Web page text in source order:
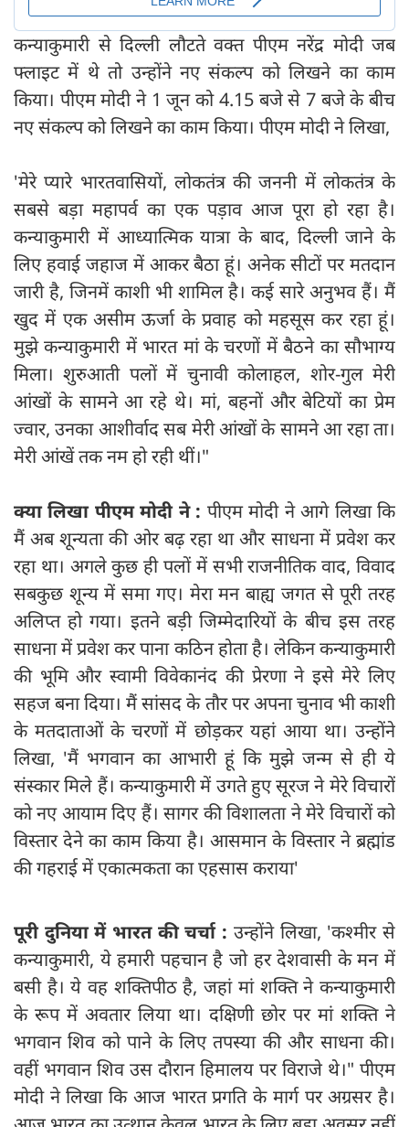
कन्याकुमारी से दिल्ली लौटते वक्त पीएम नरेंद्र मोदी जब
फ्लाइट में थे तो उन्होंने नए संकल्प को लिखने का काम
किया। पीएम मोदी ने 1 जून को 4.15 बजे से 7 बजे के बीच
नए संकल्प को लिखने का काम किया। पीएम मोदी ने लिखा,
'मेरे प्यारे भारतवासियों, लोकतंत्र की जननी में लोकतंत्र के
सबसे बड़ा महापर्व का एक पड़ाव आज पूरा हो रहा है।
कन्याकुमारी में आध्यात्मिक यात्रा के बाद, दिल्ली जाने के
लिए हवाई जहाज में आकर बैठा हूं। अनेक सीटों पर मतदान
जारी है, जिनमें काशी भी शामिल है। कई सारे अनुभव हैं। मैं
खुद में एक असीम ऊर्जा के प्रवाह को महसूस कर रहा हूं।
मुझे कन्याकुमारी में भारत मां के चरणों में बैठने का सौभाग्य
मिला। शुरुआती पलों में चुनावी कोलाहल, शोर-गुल मेरी
आंखों के सामने आ रहे थे। मां, बहनों और बेटियों का प्रेम
ज्वार, उनका आशीर्वाद सब मेरी आंखों के सामने आ रहा ता।
मेरी आंखें तक नम हो रही थीं।"
क्या लिखा पीएम मोदी ने : पीएम मोदी ने आगे लिखा कि
मैं अब शून्यता की ओर बढ़ रहा था और साधना में प्रवेश कर
रहा था। अगले कुछ ही पलों में सभी राजनीतिक वाद, विवाद
सबकुछ शून्य में समा गए। मेरा मन बाह्य जगत से पूरी तरह
अलिप्त हो गया। इतने बड़ी जिम्मेदारियों के बीच इस तरह
साधना में प्रवेश कर पाना कठिन होता है। लेकिन कन्याकुमारी
की भूमि और स्वामी विवेकानंद की प्रेरणा ने इसे मेरे लिए
सहज बना दिया। मैं सांसद के तौर पर अपना चुनाव भी काशी
के मतदाताओं के चरणों में छोड़कर यहां आया था। उन्होंने
लिखा, 'मैं भगवान का आभारी हूं कि मुझे जन्म से ही ये
संस्कार मिले हैं। कन्याकुमारी में उगते हुए सूरज ने मेरे विचारों
को नए आयाम दिए हैं। सागर की विशालता ने मेरे विचारों को
विस्तार देने का काम किया है। आसमान के विस्तार ने ब्रह्मांड
की गहराई में एकात्मकता का एहसास कराया'
पूरी दुनिया में भारत की चर्चा : उन्होंने लिखा, 'कश्मीर से
कन्याकुमारी, ये हमारी पहचान है जो हर देशवासी के मन में
बसी है। ये वह शक्तिपीठ है, जहां मां शक्ति ने कन्याकुमारी
के रूप में अवतार लिया था। दक्षिणी छोर पर मां शक्ति ने
भगवान शिव को पाने के लिए तपस्या की और साधना की।
वहीं भगवान शिव उस दौरान हिमालय पर विराजे थे।" पीएम
मोदी ने लिखा कि आज भारत प्रगति के मार्ग पर अग्रसर है।